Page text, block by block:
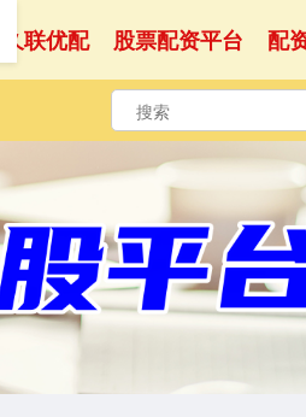
久联优配 股票配资平台 配